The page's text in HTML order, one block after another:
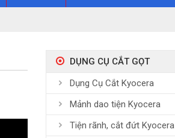
DỤNG CỤ CẮT GỌT
Dụng Cụ Cắt Kyocera
Mảnh dao tiện Kyocera
Tiện rãnh, cắt đứt Kyocera